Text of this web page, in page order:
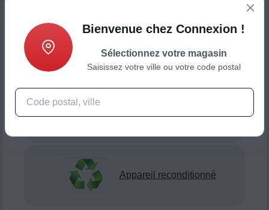
Appareil reconditionné
Bienvenue chez Connexion !
Sélectionnez votre magasin
Saisissez votre ville ou votre code postal